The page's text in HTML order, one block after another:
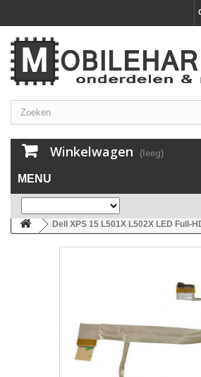
Winkelwagen (leeg)
MENU
Dell XPS 15 L501X L502X LED Full-